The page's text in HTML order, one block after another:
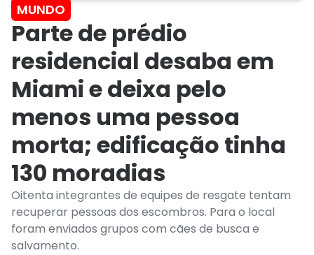
MUNDO
Parte de prédio
residencial desaba em
Miami e deixa pelo
menos uma pessoa
morta; edificação tinha
130 moradias
Oitenta integrantes de equipes de resgate tentam
recuperar pessoas dos escombros. Para o local
foram enviados grupos com cães de busca e
salvamento.